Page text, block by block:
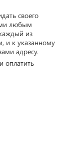
своего
любым
из
и к указанному
адресу.
оплатить